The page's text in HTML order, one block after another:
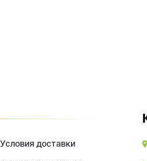
Условия доставки